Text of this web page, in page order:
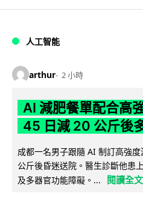
人工智能
arthur 2 小時
AI 減肥餐單配合高
45 日減 20 公斤後
成都一名男子跟隨 AI 制訂高強
公斤後昏迷送院。醫生診斷他患
及多器官功能障礙。...
閱讀全文